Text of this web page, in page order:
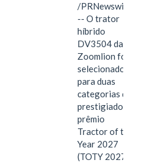
/PRNewswire/
-- O trator
híbrido
DV3504 da
Zoomlion foi
selecionado
para duas
categorias do
prestigiado
prêmio
Tractor of the
Year 2027
(TOTY 2027: